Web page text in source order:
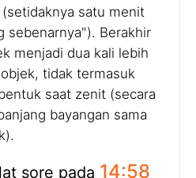
satu menit
sebenarnya"). Berakhir
menjadi dua kali lebih
tidak termasuk
saat zenit (secara
bayangan sama
sore pada 14:58